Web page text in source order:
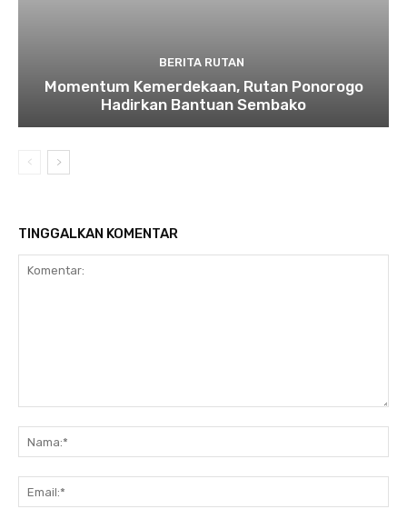
BERITA RUTAN
Momentum Kemerdekaan, Rutan Ponorogo
Hadirkan Bantuan Sembako
TINGGALKAN KOMENTAR